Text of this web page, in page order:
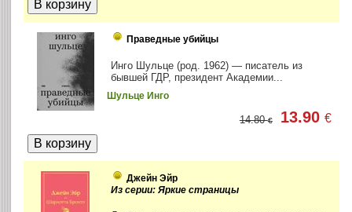
Праведные убийцы
Инго Шульце (род. 1962) — писатель из
бывшей ГДР, президент Академии...
Шульце Инго
14.80€ 13.90€
Джейн Эйр
Из серии: Яркие страницы